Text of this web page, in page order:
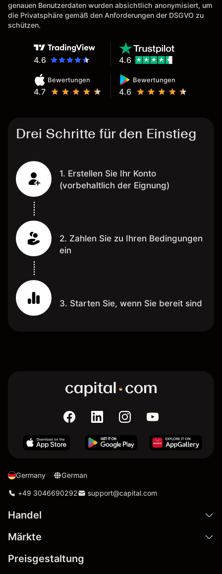
genauen Benutzerdaten wurden absichtlich anonymisiert, um
die Privatsphäre gemäß den Anforderungen der DSGVO zu
schützen.
4.6
Bewertungen
4.7
Bewertungen
4.6
4.6
Drei Schritte für den Einstieg
1. Erstellen Sie Ihr Konto
(vorbehaltlich der Eignung)
2. Zahlen Sie zu Ihren Bedingungen
ein
3. Starten Sie, wenn Sie bereit sind
Germany German
+49 3046690292 support@capital.com
Handel
Märkte
Preisgestaltung